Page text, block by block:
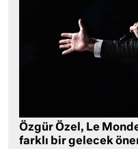
Özgür Özel, Le
farklı bir gelecek